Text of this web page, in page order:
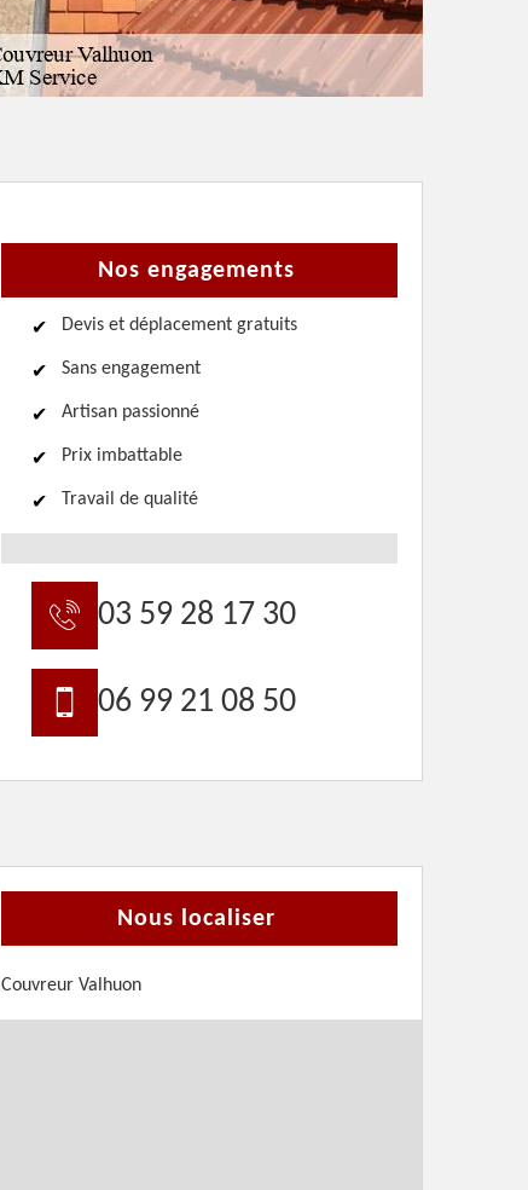
Nos engagements
Devis et déplacement gratuits
Sans engagement
Artisan passionné
Prix imbattable
Travail de qualité
03 59 28 17 30
06 99 21 08 50
Nous localiser
Couvreur Valhuon